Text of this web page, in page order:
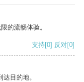
的流畅体验。
支持[0] 反对[0]
目的地。